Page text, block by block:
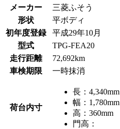
メーカー
三菱ふそう
形状
平ボディ
初年度登録
平成29年10月
型式
TPG-FEA20
走行距離
72,692km
車検期限
一時抹消
荷台内寸
長： 4,340mm
幅： 1,780mm
高： 360mm
門高：